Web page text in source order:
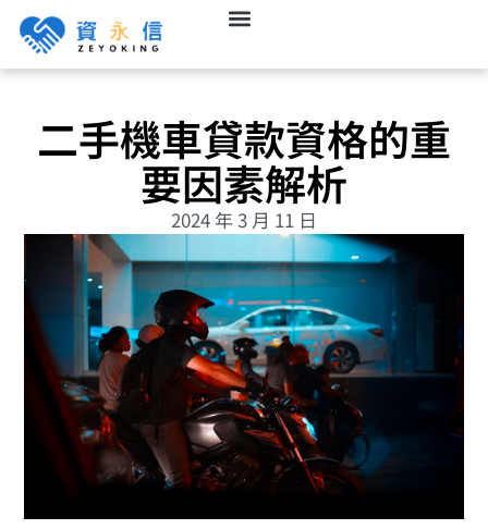
二手機車貸款資格的重
要因素解析
2024 年 3 月 11 日